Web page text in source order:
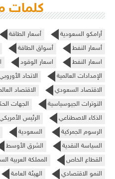
كلمات
أرامكو السعودية أسعار الطاقة
أسعار النفط
أسواق الطاقة
اسعار النفط
اسعار الوقود
الإمدادات العالمية
الاتحاد
الاقتصاد السعودي
الاقتصاد
التوترات الجيوسياسية
الجهات
الذكاء الاصطناعي
الرئيس
الرسوم الجمركية
السعودية
السياسة النقدية
الشرق الأوسط
القطاع الخاص
المملكة العربية
النمو الاقتصادي
الهيئة العامة